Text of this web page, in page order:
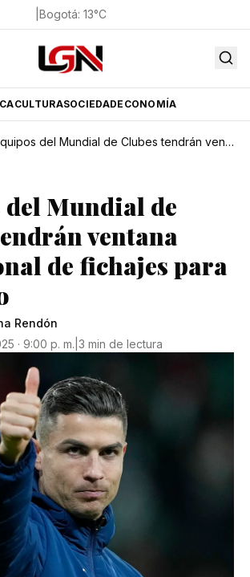
Bogotá: 13°C
CULTURASOCIEDADECONOMÍA
Equipos del Mundial de Clubes tendrán ventana excepcional de fichajes para el torneo
del Mundial de
ventana
de fichajes para
Rendón
· 9:00 p. m. 3 min de lectura